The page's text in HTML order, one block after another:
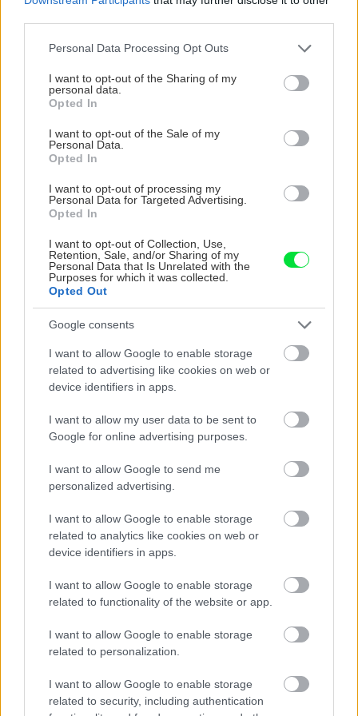
Please note that this website/app uses one or more Google
not limited to your visit or usage behaviour. You may click to
grant or deny consent to Google and its third-party tags to
use your data for below specified purposes in below Google
consent section.
Personal Data Processing Opt Outs
I want to opt-out of the Sharing of my
personal data.
Opted In
I want to opt-out of the Sale of my
Personal Data.
Opted In
I want to opt-out of processing my
Personal Data for Targeted Advertising.
Opted In
I want to opt-out of Collection, Use,
Retention, Sale, and/or Sharing of my
Personal Data that Is Unrelated with the
Purposes for which it was collected.
Opted Out
Google consents
I want to allow Google to enable storage
related to advertising like cookies on web or
device identifiers in apps.
I want to allow my user data to be sent to
Google for online advertising purposes.
I want to allow Google to send me
personalized advertising.
I want to allow Google to enable storage
related to analytics like cookies on web or
device identifiers in apps.
I want to allow Google to enable storage
related to functionality of the website or app.
I want to allow Google to enable storage
related to personalization.
I want to allow Google to enable storage
related to security, including authentication
Zdroj: Lukáš Urblík
Zdroj: Lukáš Urblík